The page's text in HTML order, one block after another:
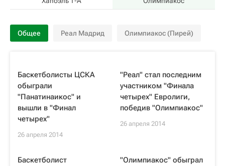
Общее Реал Мадрид Олимпиакос (Пирей)
Баскетболисты ЦСКА
обыграли
"Панатинаикос" и
вышли в "Финал
четырех"
26 апреля 2014
"Реал" стал последним
участником "Финала
четырех" Евролиги,
победив "Олимпиакос"
26 апреля 2014
Баскетболист
"Олимпиакос" обыграл